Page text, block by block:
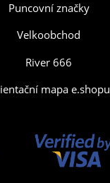
Puncovní značky
Velkoobchod
River 666
mapa e.shopu